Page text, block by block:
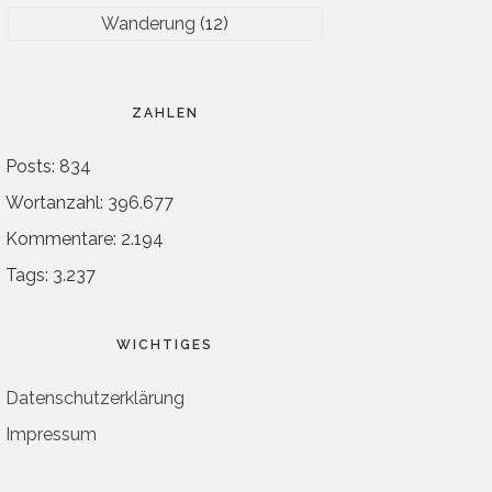
Wanderung (12)
ZAHLEN
Posts: 834
Wortanzahl: 396.677
Kommentare: 2.194
Tags: 3.237
WICHTIGES
Datenschutzerklärung
Impressum